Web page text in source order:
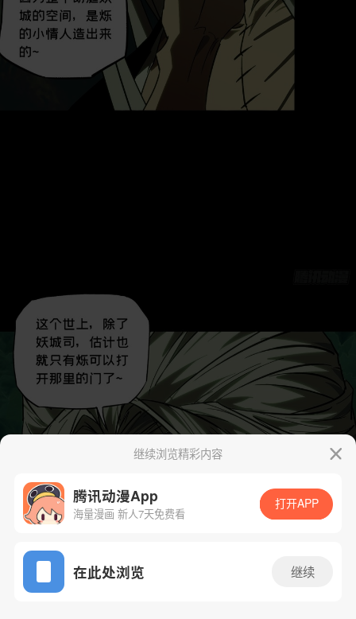
App免费看
继续浏览精彩内容
腾讯动漫App
海量漫画 新人7天免费看
打开APP
在此处浏览 继续